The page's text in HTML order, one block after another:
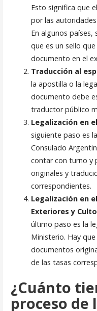
Esto significa que
por las
En algunos países,
que es un sello
documento en el
Traducción al
la apostilla o la
documento debe
traductor público
Legalización en
siguiente paso es
Consulado
contar con turno y
originales y
correspondientes.
Legalización en
Exteriores y
último paso es la
Ministerio. Hay
documentos
de las tasas
¿Cuánto
proceso de